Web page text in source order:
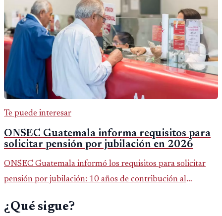
Te puede interesar
ONSEC Guatemala informa requisitos para
solicitar pensión por jubilación en 2026
ONSEC Guatemala informó los requisitos para solicitar
pensión por jubilación: 10 años de contribución al
importar edad.
¿Qué sigue?